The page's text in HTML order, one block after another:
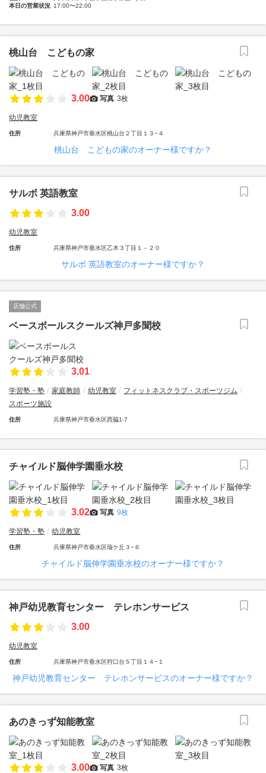
本日の営業状況 17:00〜22:00
桃山台 こどもの家
3.00 写真 3枚
幼児教室
住所 兵庫県神戸市垂水区桃山台２丁目１３−４
桃山台 こどもの家のオーナー様ですか？
サルボ 英語教室
3.00
幼児教室
住所 兵庫県神戸市垂水区乙木３丁目１－２０
サルボ 英語教室のオーナー様ですか？
店舗公式
ベースボールスクールズ神戸多聞校
3.01
学習塾・塾 家庭教師 幼児教室
フィットネスクラブ・スポーツジム
スポーツ施設
住所 兵庫県神戸市垂水区西脇1-7
チャイルド脳伸学園垂水校
3.02 写真 9枚
学習塾・塾 幼児教室
住所 兵庫県神戸市垂水区瑞ケ丘３−６
チャイルド脳伸学園垂水校のオーナー様ですか？
神戸幼児教育センター テレホンサービス
3.00
幼児教室
住所 兵庫県神戸市垂水区狩口台５丁目１４−１
神戸幼児教育センター テレホンサービスのオーナー様ですか？
あのきっず知能教室
3.00 写真 3枚